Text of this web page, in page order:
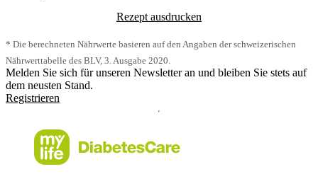
Rezept ausdrucken
* Die berechneten Nährwerte basieren auf den Angaben der schweizerischen
Nährwerttabelle des BLV, 3. Ausgabe 2020.
Melden Sie sich für unseren Newsletter an und bleiben Sie stets auf
dem neusten Stand.
Registrieren